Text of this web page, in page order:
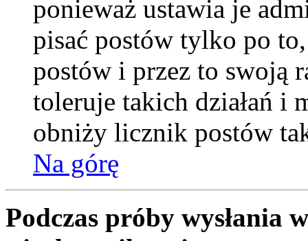
ponieważ ustawia je
pisać postów tylko po
postów i przez to swoją
toleruje takich działań i
obniży licznik postów
Na górę
Podczas próby wysłania